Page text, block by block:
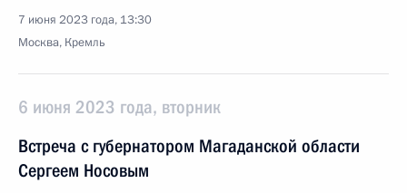
7 июня 2023 года, 13:30
Москва, Кремль
6 июня 2023 года, вторник
Встреча с губернатором Магаданской области
Сергеем Носовым